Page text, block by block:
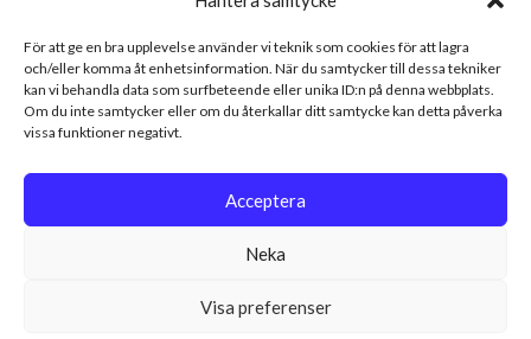
För att ge en bra upplevelse använder vi teknik som cookies för att lagra
och/eller komma åt enhetsinformation. När du samtycker till dessa tekniker
kan vi behandla data som surfbeteende eller unika ID:n på denna webbplats.
Om du inte samtycker eller om du återkallar ditt samtycke kan detta påverka
vissa funktioner negativt.
Acceptera
Neka
Visa preferenser
17562 Järfälla
Sweden